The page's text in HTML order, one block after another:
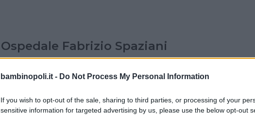
bambinopoli.it - Do Not Process My Personal Information
If you wish to opt-out of the sale, sharing to third parties, or processing of your
sensitive information for targeted advertising by us, please use the below opt-out
Ospedale Fabrizio Spaziani
FROSINONE - LAZIO